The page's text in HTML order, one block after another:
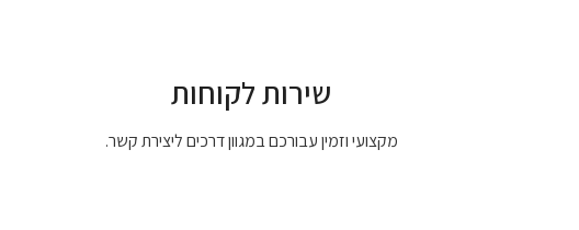
שירות לקוחות
מקצועי וזמין עבורכם במגוון דרכים ליצירת קשר.